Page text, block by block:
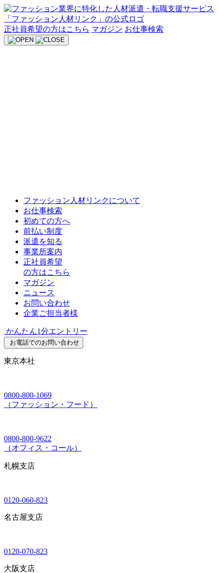
Skip
to
content
正社員希望の方はこちら マガジン お仕事検索
ファッション人材リンクについて
お仕事検索
初めての方へ
前払い制度
派遣を知る
事業所案内
正社員希望
の方はこちら
マガジン
ニュース
お問い合わせ
企業ご担当者様
かんたん1分エントリー
お電話でのお問い合わせ
東京本社
0800-800-1069
（ファッション・フード）
0800-800-9622
（オフィス・コール）
札幌支店
0120-060-823
名古屋支店
0120-070-823
大阪支店